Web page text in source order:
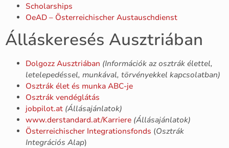
Scholarships
OeAD – Österreichischer Austauschdienst
Álláskeresés Ausztriában
Dolgozz Ausztriában (Információk az osztrák élettel,
letelepedéssel, munkával, törvényekkel kapcsolatban)
Osztrák élet és munka ABC-je
Osztrák vendéglátás
jobpilot.at (Állásajánlatok)
www.derstandard.at/Karriere (Állásajánlatok)
Österreichischer Integrationsfonds (Osztrák
Integrációs Alap)